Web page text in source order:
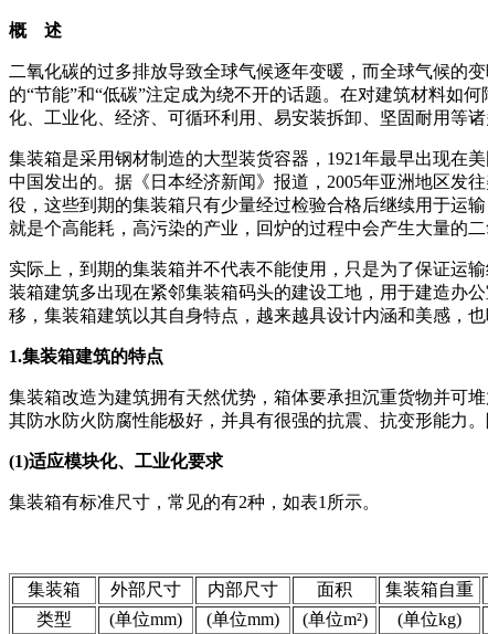
概 述
二氧化碳的过多排放导致全球气候逐年变暖，而全球气候的
的“节能”和“低碳”注定成为绕不开的话题。在对建筑材料如
化、工业化、经济、可循环利用、易安装拆卸、坚固耐用等
集装箱是采用钢材制造的大型装货容器，1921年最早出现在
中国发出的。据《日本经济新闻》报道，2005年亚洲地区发
役，这些到期的集装箱只有少量经过检验合格后继续用于运
就是个高能耗，高污染的产业，回炉的过程中会产生大量的
实际上，到期的集装箱并不代表不能使用，只是为了保证运
装箱建筑多出现在紧邻集装箱码头的建设工地，用于建造办
移，集装箱建筑以其自身特点，越来越具设计内涵和美感，也
1.集装箱建筑的特点
集装箱改造为建筑拥有天然优势，箱体要承担沉重货物并可
其防水防火防腐性能极好，并具有很强的抗震、抗变形能力
(1)适应模块化、工业化要求
集装箱有标准尺寸，常见的有2种，如表1所示。
集装箱 外部尺寸 内部尺寸 面积 集装箱自重
类型
(单位mm) (单位mm) (单位m²) (单位kg)